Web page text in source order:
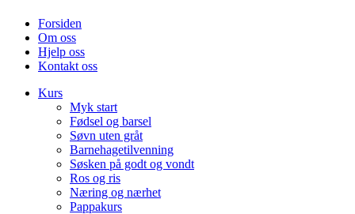
Forsiden
Om oss
Hjelp oss
Kontakt oss
Kurs
Myk start
Fødsel og barsel
Søvn uten gråt
Barnehagetilvenning
Søsken på godt og vondt
Ros og ris
Næring og nærhet
Pappakurs